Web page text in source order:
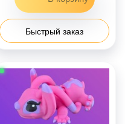
Быстрый заказ